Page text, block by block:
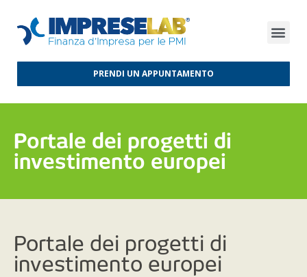
PRENDI UN APPUNTAMENTO
Portale dei progetti di
investimento europei
Portale dei progetti di
investimento europei